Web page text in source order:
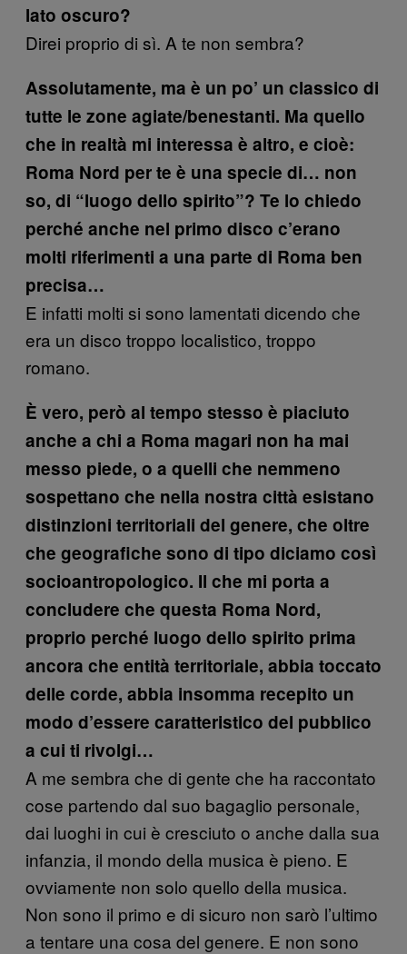
lato oscuro?
Direi proprio di sì. A te non sembra?
Assolutamente, ma è un po’ un classico di
tutte le zone agiate/benestanti. Ma quello
che in realtà mi interessa è altro, e cioè:
Roma Nord per te è una specie di… non
so, di “luogo dello spirito”? Te lo chiedo
perché anche nel primo disco c’erano
molti riferimenti a una parte di Roma ben
precisa…
E infatti molti si sono lamentati dicendo che
era un disco troppo localistico, troppo
romano.
È vero, però al tempo stesso è piaciuto
anche a chi a Roma magari non ha mai
messo piede, o a quelli che nemmeno
sospettano che nella nostra città esistano
distinzioni territoriali del genere, che oltre
che geografiche sono di tipo diciamo così
socioantropologico. Il che mi porta a
concludere che questa Roma Nord,
proprio perché luogo dello spirito prima
ancora che entità territoriale, abbia toccato
delle corde, abbia insomma recepito un
modo d’essere caratteristico del pubblico
a cui ti rivolgi…
A me sembra che di gente che ha raccontato
cose partendo dal suo bagaglio personale,
dai luoghi in cui è cresciuto o anche dalla sua
infanzia, il mondo della musica è pieno. E
ovviamente non solo quello della musica.
Non sono il primo e di sicuro non sarò l’ultimo
a tentare una cosa del genere. E non sono